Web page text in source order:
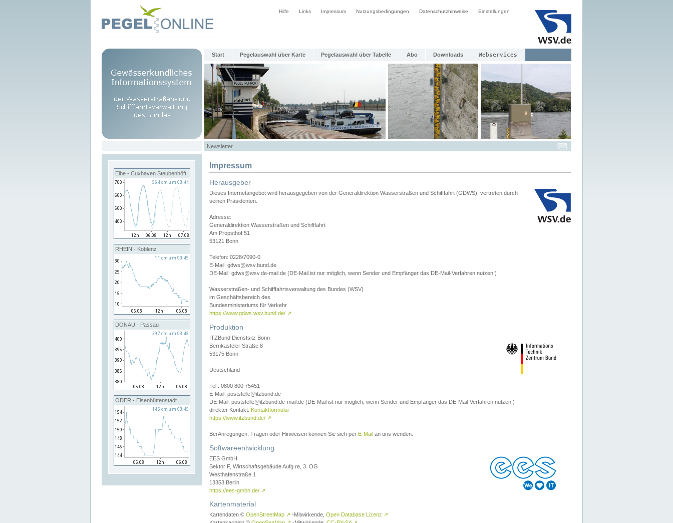
Hilfe Links Impressum Nutzungsbedingungen Datenschutzhinweise Einstellungen
Start Pegelauswahl über Karte Pegelauswahl über Tabelle Abo Downloads Webservices
Newsletter
Elbe - Cuxhaven Steubenhöft
RHEIN - Koblenz
DONAU - Passau
ODER - Eisenhüttenstadt
Impressum
Herausgeber
Dieses Internetangebot wird herausgegeben von der Generaldirektion Wasserstraßen und Schifffahrt (GDWS), vertreten durch
seinen Präsidenten.
Adresse:
Generaldirektion Wasserstraßen und Schifffahrt
Am Propsthof 51
53121 Bonn
Telefon: 0228/7090-0
E-Mail: gdws@wsv.bund.de
DE-Mail: gdws@wsv.de-mail.de (DE-Mail ist nur möglich, wenn Sender und Empfänger das DE-Mail-Verfahren nutzen.)
Wasserstraßen- und Schifffahrtsverwaltung des Bundes (WSV)
im Geschäftsbereich des
Bundesministeriums für Verkehr
https://www.gdws.wsv.bund.de/ ↗
Produktion
ITZBund Dienstsitz Bonn
Bernkasteler Straße 8
53175 Bonn
Deutschland
Tel.: 0800 800 75451
E-Mail: poststelle@itzbund.de
DE-Mail: poststelle@itzbund.de-mail.de (DE-Mail ist nur möglich, wenn Sender und Empfänger das DE-Mail-Verfahren nutzen.)
direkter Kontakt: Kontaktformular
https://www.itzbund.de/ ↗
Bei Anregungen, Fragen oder Hinweisen können Sie sich per E-Mail an uns wenden.
Softwareentwicklung
EES GmbH
Sektor F, Wirtschaftsgebäude Aufg.re, 3. OG
Westhafenstraße 1
13353 Berlin
https://ees-gmbh.de/ ↗
Kartenmaterial
Kartendaten © OpenStreetMap ↗ -Mitwirkende, Open Database Lizenz ↗